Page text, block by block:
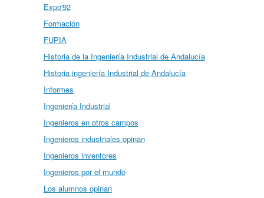
Expo'92
Formación
FUPIA
Historia de la Ingeniería Industrial de Andalucía
Historia ingeniería Industrial de Andalucía
Informes
Ingeniería Industrial
Ingenieros en otros campos
Ingenieros industriales opinan
Ingenieros inventores
Ingenieros por el mundo
Los alumnos opinan